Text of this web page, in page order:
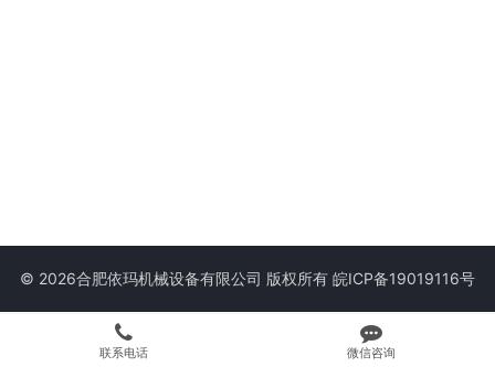
© 2026合肥依玛机械设备有限公司 版权所有 皖ICP备19019116号
联系电话 微信咨询